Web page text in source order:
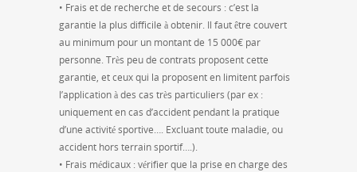
• Frais et de recherche et de secours : c’est la
garantie la plus difficile à obtenir. Il faut être couvert
au minimum pour un montant de 15 000€ par
personne. Très peu de contrats proposent cette
garantie, et ceux qui la proposent en limitent parfois
l’application à des cas très particuliers (par ex :
uniquement en cas d’accident pendant la pratique
d’une activité sportive…. Excluant toute maladie, ou
accident hors terrain sportif….).
• Frais médicaux : vérifier que la prise en charge des